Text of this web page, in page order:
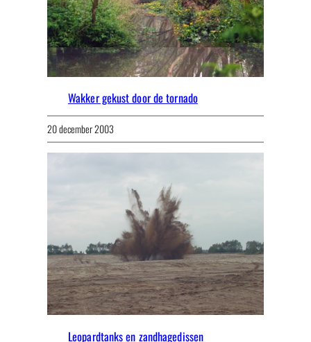
Wakker gekust door de tornado
20 december 2003
Leopardtanks en zandhagedissen